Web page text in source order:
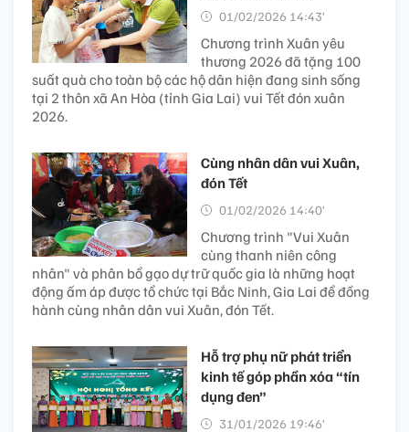
01/02/2026 14:43’
Chương trình Xuân yêu
thương 2026 đã tặng 100
suất quà cho toàn bộ các hộ dân hiện đang sinh sống
tại 2 thôn xã An Hòa (tỉnh Gia Lai) vui Tết đón xuân
2026.
Cùng nhân dân vui Xuân,
đón Tết
01/02/2026 14:40’
Chương trình "Vui Xuân
cùng thanh niên công
nhân" và phân bổ gạo dự trữ quốc gia là những hoạt
động ấm áp được tổ chức tại Bắc Ninh, Gia Lai để đồng
hành cùng nhân dân vui Xuân, đón Tết.
Hỗ trợ phụ nữ phát triển
kinh tế góp phần xóa “tín
dụng đen”
31/01/2026 19:46’